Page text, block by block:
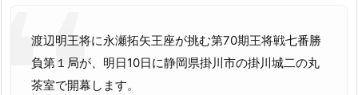
渡辺明王将に永瀬拓矢王座が挑む第70期王将戦七番勝
負第１局が、明日10日に静岡県掛川市の掛川城二の丸
茶室で開幕します。